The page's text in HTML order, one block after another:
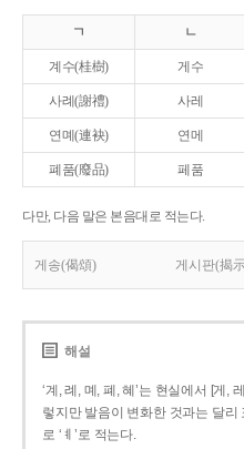
ㄱ ㄴ
계수(桂樹) 게수
사례(謝禮) 사레
연몌(連袂) 연메
폐품(廢品) 페품
다만, 다음 말은 본음대로 적는다.
게송(偈頌) 게시판(揭
해설
‘계, 례, 몌, 폐, 혜’는 현실에서 [게,
렇지만 발음이 변화한 것과는 달리
로 ‘ㅖ’로 적는다.